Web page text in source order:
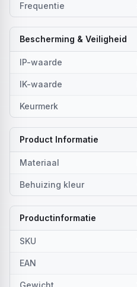
Frequentie
Bescherming & Veiligheid
IP-waarde
IK-waarde
Keurmerk
Product Informatie
Materiaal
Behuizing kleur
Productinformatie
SKU
EAN
Gewicht